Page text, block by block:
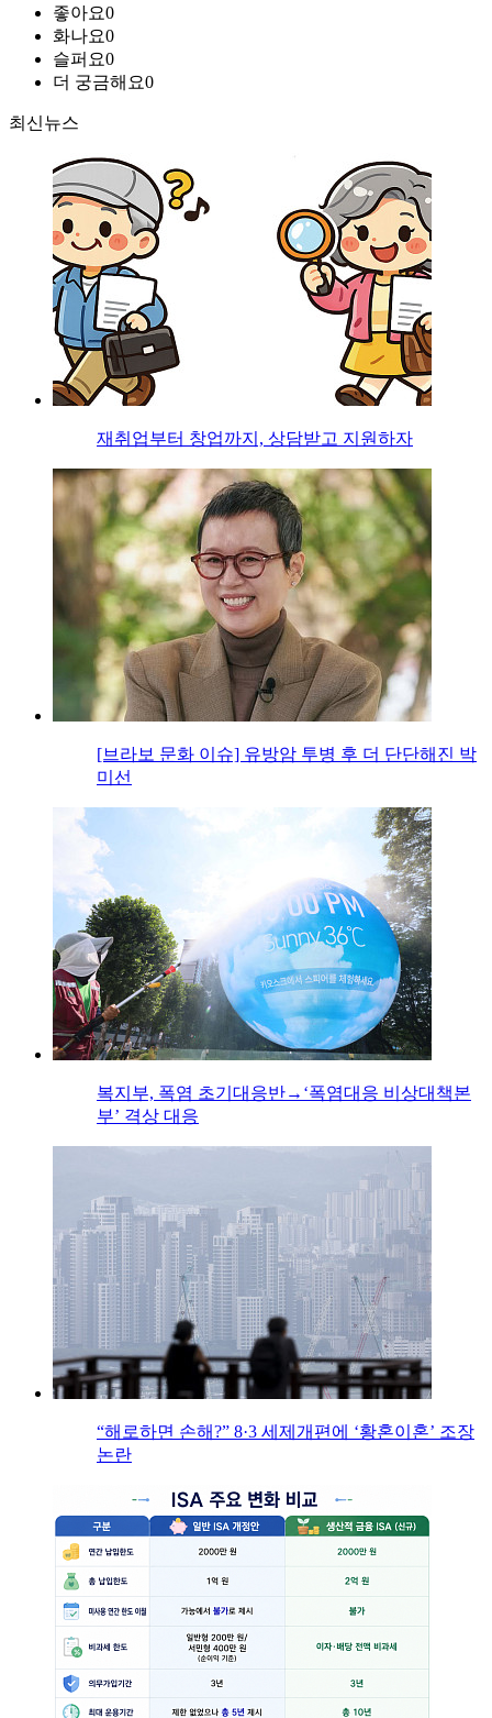
좋아요0
화나요0
슬퍼요0
더 궁금해요0
최신뉴스
재취업부터 창업까지, 상담받고 지원하자
[브라보 문화 이슈] 유방암 투병 후 더 단단해진 박
미선
복지부, 폭염 초기대응반→‘폭염대응 비상대책본
부’ 격상 대응
“해로하면 손해?” 8·3 세제개편에 ‘황혼이혼’ 조장
논란